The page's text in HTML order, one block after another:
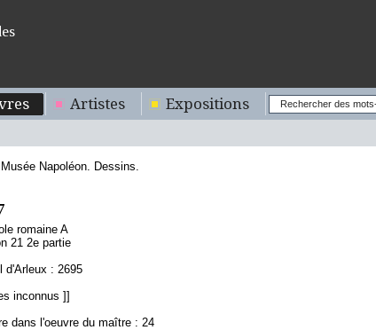
Artistes Expositions
Napoléon. Dessins.
romaine A
21 2e partie
d'Arleux : 2695
inconnus ]]
dans l'oeuvre du maître : 24